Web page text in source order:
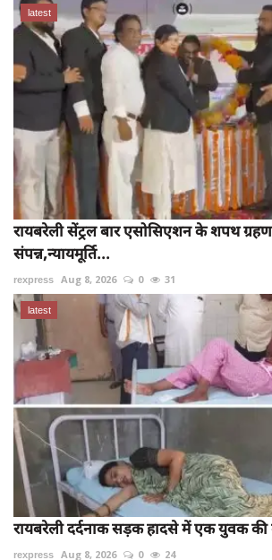
latest
रायबरेली सेंट्रल बार एसोसिएशन के शपथ
संपन्न,न्यायमूर्ति...
rexpress Aug 8, 2026 0 31
latest
रायबरेली दर्दनाक सड़क हादसे में एक युवक की
rexpress Aug 8, 2026 0 24